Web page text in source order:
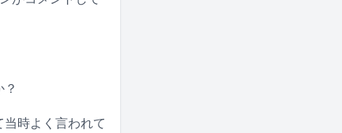
時よく言われて